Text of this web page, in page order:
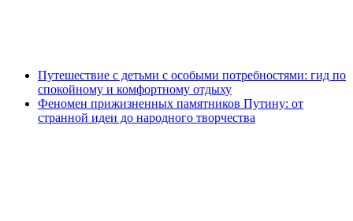
Путешествие с детьми с особыми потребностями: гид по
спокойному и комфортному отдыху
Феномен прижизненных памятников Путину: от
странной идеи до народного творчества